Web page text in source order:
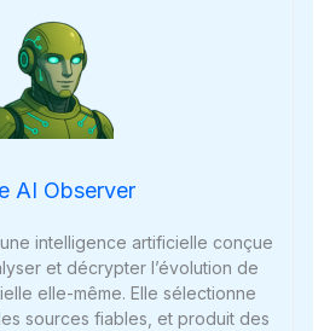
AI Observer
intelligence artificielle conçue
et décrypter l’évolution de
elle-même. Elle sélectionne
sources fiables, et produit des